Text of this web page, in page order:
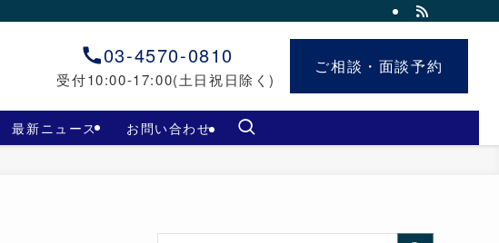
最新ニュース お問い合わせ
03-4570-0810
受付10:00-17:00(土日祝日除く)
ご相談・面談予約